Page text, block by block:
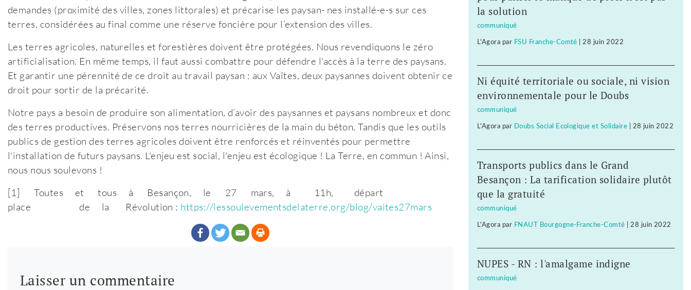
demandes (proximité des villes, zones littorales) et précarise les paysan- nes installé-e-s sur ces
terres, considérées au final comme une réserve foncière pour l’extension des villes.
Les terres agricoles, naturelles et forestières doivent être protégées. Nous revendiquons le zéro
artificialisation. En même temps, il faut aussi combattre pour défendre l'accès à la terre des paysans.
Et garantir une pérennité de ce droit au travail paysan : aux Vaîtes, deux paysannes doivent obtenir ce
droit pour sortir de la précarité.
Notre pays a besoin de produire son alimentation, d’avoir des paysannes et paysans nombreux et donc
des terres productives. Préservons nos terres nourricières de la main du béton. Tandis que les outils
publics de gestion des terres agricoles doivent être renforcés et réinventés pour permettre
l'installation de futurs paysans. L'enjeu est social, l'enjeu est écologique ! La Terre, en commun ! Ainsi,
nous nous soulevons !
[1] Toutes et tous à Besançon, le 27 mars, à 11h, départ
place de la Révolution : https://lessoulevementsdelaterre.org/blog/vaites27mars
Laisser un commentaire
la solution
communiqué
L'Agora par FSU Franche-Comté 28 juin 2022
Ni équité territoriale ou sociale, ni vision
environnementale pour le Doubs
communiqué
L'Agora par Doubs Social Ecologique et Solidaire 28 juin 2022
Transports publics dans le Grand
Besançon : La tarification solidaire plutôt
que la gratuité
communiqué
L'Agora par FNAUT Bourgogne-Franche-Comté 28 juin 2022
NUPES - RN : l'amalgame indigne
communiqué